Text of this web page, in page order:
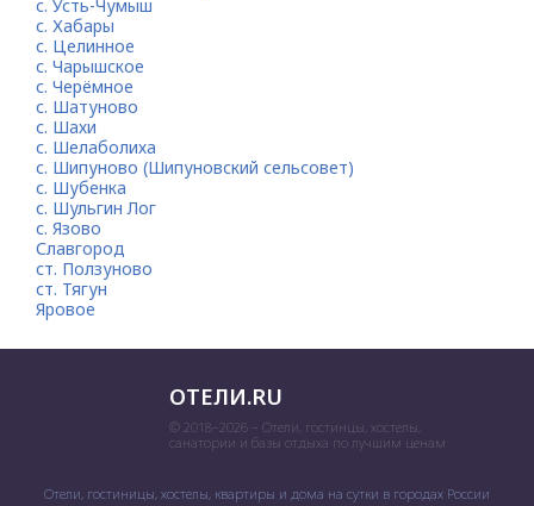
с. Усть-Чумыш
с. Хабары
с. Целинное
с. Чарышское
с. Черёмное
с. Шатуново
с. Шахи
с. Шелаболиха
с. Шипуново (Шипуновский сельсовет)
с. Шубенка
с. Шульгин Лог
с. Язово
Славгород
ст. Ползуново
ст. Тягун
Яровое
ОТЕЛИ.RU
© 2018–2026 – Отели, гостинцы, хостелы,
санатории и базы отдыха по лучшим ценам
Отели, гостиницы, хостелы, квартиры и дома на сутки в городах России